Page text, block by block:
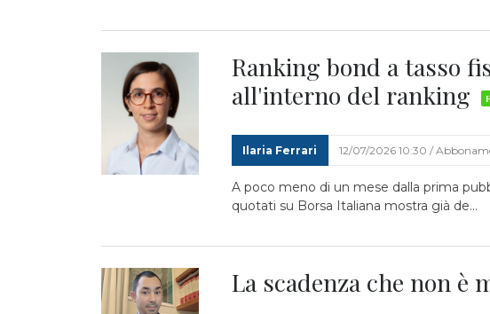
Ranking bond a tasso
all'interno del ranking
Ilaria Ferrari 12/07/2026 10:30 /
A poco meno di un mese dalla prima
quotati su Borsa Italiana mostra già de...
La scadenza che non è